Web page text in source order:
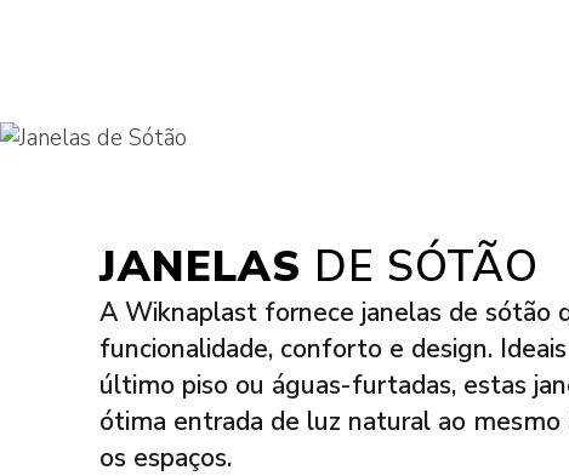
JANELAS DE SÓTÃO
A Wiknaplast fornece janelas de sótão
funcionalidade, conforto e design.
último piso ou águas-furtadas, estas
ótima entrada de luz natural ao
os espaços.